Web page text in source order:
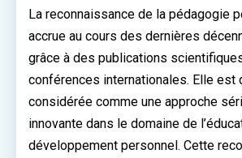
La reconnaissance de la pédagogie
accrue au cours des dernières
grâce à des publications
conférences internationales. Elle est
considérée comme une approche
innovante dans le domaine de
développement personnel. Cette